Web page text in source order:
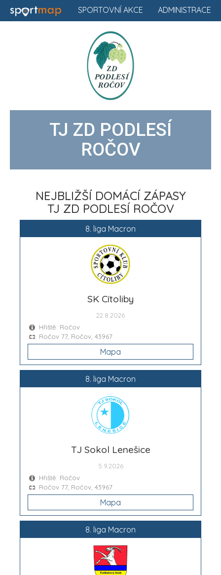
ADMINISTRACE
SPORTOVNÍ AKCE
TJ ZD PODLESÍ
ROČOV
NEJBLIŽŠÍ DOMÁCÍ ZÁPASY
TJ ZD PODLESÍ ROČOV
8. liga Macron
SK Cítoliby
22.8.2026
Hřiště: Ročov
Ročov 77, Ročov, 43967
Mapa
8. liga Macron
TJ Sokol Lenešice
5.9.2026
Hřiště: Ročov
Ročov 77, Ročov, 43967
Mapa
8. liga Macron